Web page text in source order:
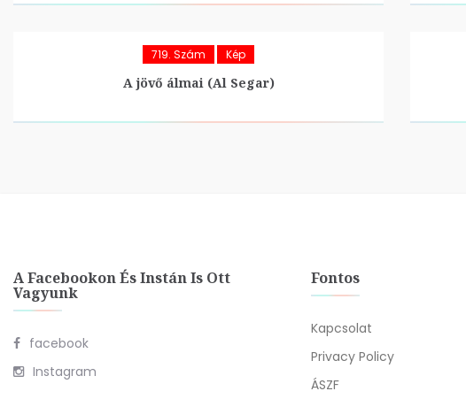
719. Szám Kép
A jövő álmai (Al Segar)
A Facebookon És Instán Is Ott
Vagyunk
facebook
Instagram
Fontos
Kapcsolat
Privacy Policy
ÁSZF